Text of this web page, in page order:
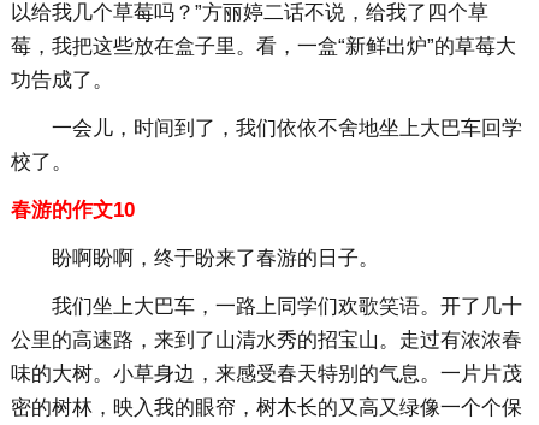
以给我几个草莓吗？”方丽婷二话不说，给我了四个草
莓，我把这些放在盒子里。看，一盒“新鲜出炉”的草莓大
功告成了。
一会儿，时间到了，我们依依不舍地坐上大巴车回学
校了。
春游的作文10
盼啊盼啊，终于盼来了春游的日子。
我们坐上大巴车，一路上同学们欢歌笑语。开了几十
公里的高速路，来到了山清水秀的招宝山。走过有浓浓春
味的大树。小草身边，来感受春天特别的气息。一片片茂
密的树林，映入我的眼帘，树木长的又高又绿像一个个保